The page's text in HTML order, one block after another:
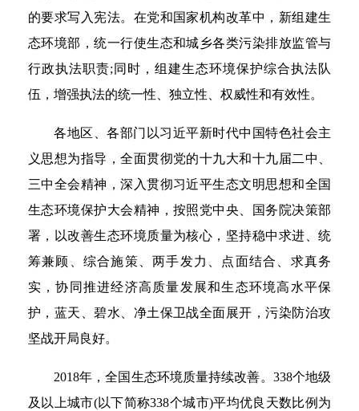
的要求写入宪法。在党和国家机构改革中，新组建生
态环境部，统一行使生态和城乡各类污染排放监管与
行政执法职责;同时，组建生态环境保护综合执法队
伍，增强执法的统一性、独立性、权威性和有效性。
各地区、各部门以习近平新时代中国特色社会主
义思想为指导，全面贯彻党的十九大和十九届二中、
三中全会精神，深入贯彻习近平生态文明思想和全国
生态环境保护大会精神，按照党中央、国务院决策部
署，以改善生态环境质量为核心，坚持稳中求进、统
筹兼顾、综合施策、两手发力、点面结合、求真务
实，协同推进经济高质量发展和生态环境高水平保
护，蓝天、碧水、净土保卫战全面展开，污染防治攻
坚战开局良好。
2018年，全国生态环境质量持续改善。338个地级
及以上城市(以下简称338个城市)平均优良天数比例为